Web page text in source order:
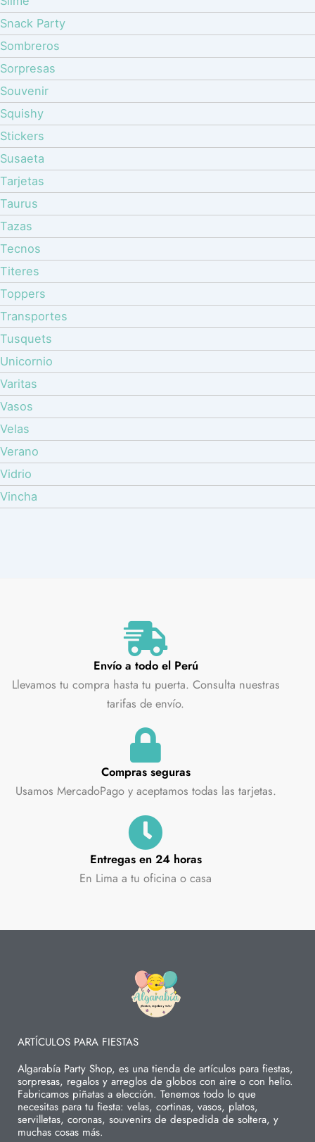
Snack Party
Sombreros
Sorpresas
Souvenir
Squishy
Stickers
Susaeta
Tarjetas
Taurus
Tazas
Tecnos
Titeres
Toppers
Transportes
Tusquets
Unicornio
Varitas
Vasos
Velas
Verano
Vidrio
Vincha
Envío a todo el Perú
Llevamos tu compra hasta tu puerta. Consulta nuestras
tarifas de envío.
Compras seguras
Usamos MercadoPago y aceptamos todas las tarjetas.
Entregas en 24 horas
En Lima a tu oficina o casa
ARTÍCULOS PARA FIESTAS
Algarabía Party Shop, es una tienda de artículos para fiestas,
sorpresas, regalos y arreglos de globos con aire o con helio.
Fabricamos piñatas a elección. Tenemos todo lo que
necesitas para tu fiesta: velas, cortinas, vasos, platos,
servilletas, coronas, souvenirs de despedida de soltera, y
muchas cosas más.